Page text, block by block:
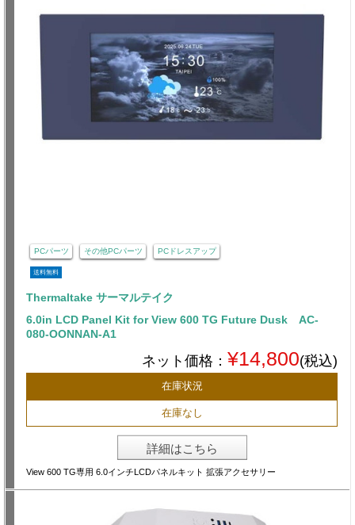
PCパーツ その他PCパーツ PCドレスアップ
送料無料
Thermaltake サーマルテイク
6.0in LCD Panel Kit for View 600 TG Future Dusk AC-
080-OONNAN-A1
ネット価格： ¥14,800(税込)
在庫状況
在庫なし
詳細はこちら
View 600 TG専用 6.0インチLCDパネルキット 拡張アクセサリー